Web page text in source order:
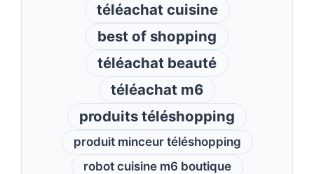
téléachat cuisine
best of shopping
téléachat beauté
téléachat m6
produits téléshopping
produit minceur téléshopping
robot cuisine m6 boutique